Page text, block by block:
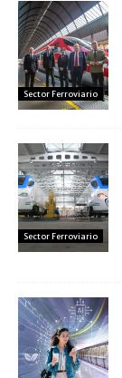
Sector Ferroviario
Sector Ferroviario